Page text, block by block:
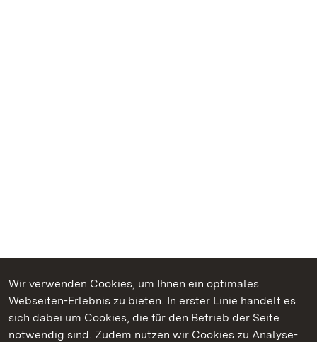
Wir verwenden Cookies, um Ihnen ein optimales
Webseiten-Erlebnis zu bieten. In erster Linie handelt es
sich dabei um Cookies, die für den Betrieb der Seite
notwendig sind. Zudem nutzen wir Cookies zu Analyse-
Kommen. Staunen. Genießen.